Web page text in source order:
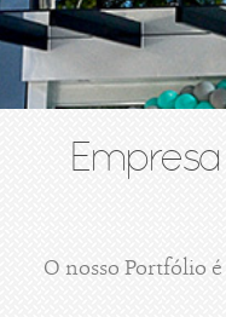
O nosso Portfólio